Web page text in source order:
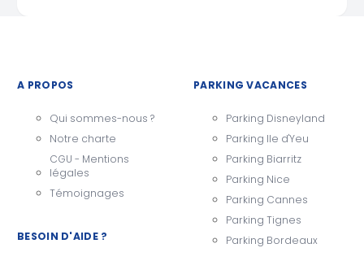
A PROPOS
Qui sommes-nous ?
Notre charte
CGU - Mentions
légales
Témoignages
BESOIN D'AIDE ?
PARKING VACANCES
Parking Disneyland
Parking Ile d'Yeu
Parking Biarritz
Parking Nice
Parking Cannes
Parking Tignes
Parking Bordeaux